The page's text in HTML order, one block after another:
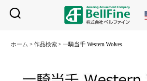
フ
ホーム >作品検索> 一騎当千 Western Wolves